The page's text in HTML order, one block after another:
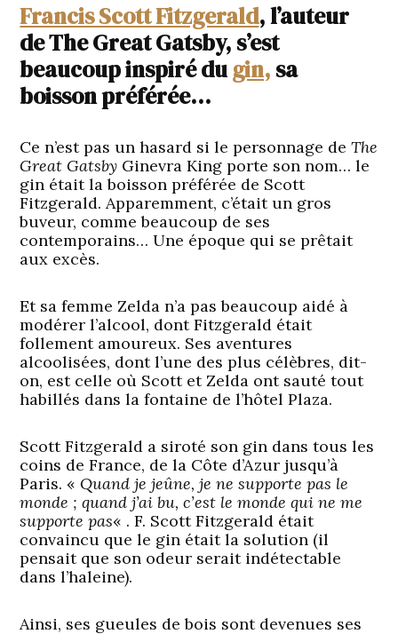
Francis Scott Fitzgerald, l’auteur
de The Great Gatsby, s’est
beaucoup inspiré dugin, sa
boisson préférée…
Ce n’est pas un hasard si le personnage deThe
Great Gatsby Ginevra King porte son nom… le
gin était la boisson préférée de Scott
Fitzgerald. Apparemment, c’était un gros
buveur, comme beaucoup de ses
contemporains… Une époque qui se prêtait
aux excès.
Et sa femme Zelda n’a pas beaucoup aidé à
modérer l’alcool, dont Fitzgerald était
follement amoureux. Ses aventures
alcoolisées, dont l’une des plus célèbres, dit-
on, est celle où Scott et Zelda ont sauté tout
habillés dans la fontaine de l’hôtel Plaza.
Scott Fitzgerald a siroté son gin dans tous les
coins de France, de la Côte d’Azur jusqu’à
Paris. «Quand je jeûne, je ne supporte pas le
monde ; quand j’ai bu, c’est le monde qui ne me
supporte pas« . F. Scott Fitzgerald était
convaincu que le gin était la solution (il
pensait que son odeur serait indétectable
dans l’haleine).
Ainsi, ses gueules de bois sont devenues ses